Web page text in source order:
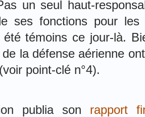
un seul haut-
ses fonctions pour les
été témoins ce jour-là.
la défense aérienne
point-clé n°4).
publia son
rapport